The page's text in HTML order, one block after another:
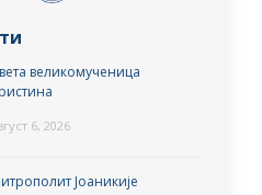
великомученица
6, 2026
Јоаникије